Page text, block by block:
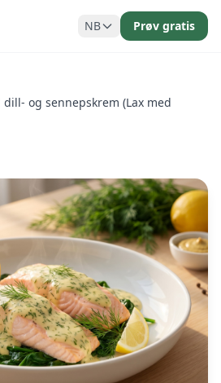
NB Prøv gratis
og sennepskrem (Lax med